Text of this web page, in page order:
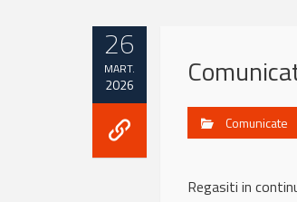
26
MART.
2026
Comunicate
Regasiti in